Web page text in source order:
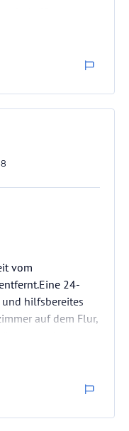
vom
24-
hilfsbereites
auf dem Flur,